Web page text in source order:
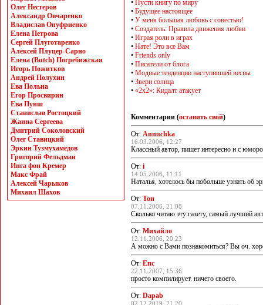
Олег Нестеров
Александр Овчаренко
Владислав Онуфриенко
Елена Петрова
Сергей Плуготаренко
Алексей Плуцер-Сарно
Елена (Butch) Погребижская
Игорь Пожитков
Андрей Полухин
Ева Польна
Егор Просвирин
Ева Пунш
Станислав Ростоцкий
Жанна Сергеева
Дмитрий Соколовский
Олег Ставицкий
Эркин Тузмухамедов
Григорий Фельдман
Инга фон Кремер
Макс Фрай
Алексей Чарыков
Михаил Шахов
• Пусти книгу по миру
• Будущее настоящее
• У меня большая любовь с совестью!
• Создатель: Правила движения любви
• Играя роли в играх
• Нате! Это все Вам
• Friends only
• Писатели от блога
• Модные тенденции наступившей весны
• Звери солнца
• «2х2»: Кидалт атакует
Комментарии (оставить свой)
От: Annuchka
16.03.2006, 12:27
Классный автор, пишет интересно и с
От: i
14.05.2006, 11:11
Наталья, хотелось бы побольше узнать об
От: Тон
07.11.2006, 21:08
Сколько читаю эту газету, самый лучший
От: Михайло
12.11.2006, 20:23
А можно с Вами познакомиться? Вы оч.
От: Епс
22.11.2007, 15:36
просто компилирует. ничего своего.
От: Dapab
02.12.2019, 21:20